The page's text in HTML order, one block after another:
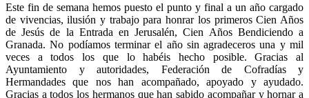
Este fin de semana hemos puesto el punto y final a un año cargado
de vivencias, ilusión y trabajo para honrar los primeros Cien Años
de Jesús de la Entrada en Jerusalén, Cien Años Bendiciendo a
Granada. No podíamos terminar el año sin agradeceros una y mil
veces a todos los que lo habéis hecho posible. Gracias al
Ayuntamiento y autoridades, Federación de Cofradías y
Hermandades que nos han acompañado, apoyado y ayudado.
Gracias a todos los hermanos que han sabido acompañar y hornar a